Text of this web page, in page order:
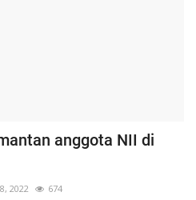
anggota NII di
2022 674